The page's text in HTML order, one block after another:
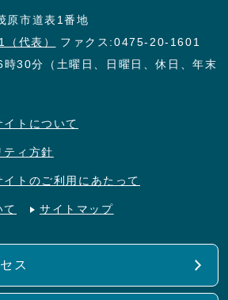
原市道表1番地
代表）
ファクス:0475-20-1601
30分（土曜日、日曜日、休日、年末
トについて
ティ方針
トのご利用にあたって
て サイトマップ
ス